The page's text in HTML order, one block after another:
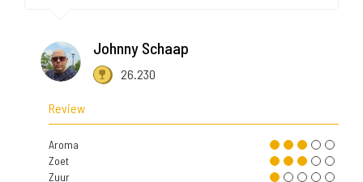
Johnny Schaap
26.230
Review
Aroma
Zoet
Zuur